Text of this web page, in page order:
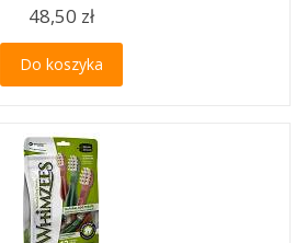
48,50 zł
Do koszyka